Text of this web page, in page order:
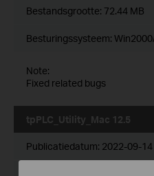
Bestandsgrootte: 72.44 MB
Besturingssysteem:
Note:
Fixed related bugs
tpPLC_Utility_Mac 12.5
Publicatiedatum: 2022-09-14